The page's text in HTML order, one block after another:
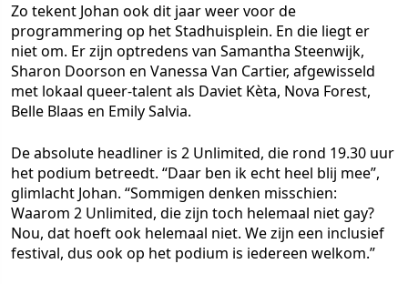
Zo tekent Johan ook dit jaar weer voor de
programmering op het Stadhuisplein. En die liegt er
niet om. Er zijn optredens van Samantha Steenwijk,
Sharon Doorson en Vanessa Van Cartier, afgewisseld
met lokaal queer-talent als Daviet Kèta, Nova Forest,
Belle Blaas en Emily Salvia.
De absolute headliner is 2 Unlimited, die rond 19.30 uur
het podium betreedt. “Daar ben ik echt heel blij mee”,
glimlacht Johan. “Sommigen denken misschien:
Waarom 2 Unlimited, die zijn toch helemaal niet gay?
Nou, dat hoeft ook helemaal niet. We zijn een inclusief
festival, dus ook op het podium is iedereen welkom.”